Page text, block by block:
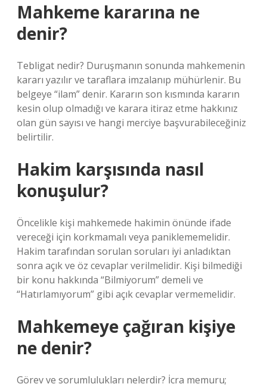
Mahkeme kararına ne
denir?
Tebligat nedir? Duruşmanın sonunda mahkemenin
kararı yazılır ve taraflara imzalanıp mühürlenir. Bu
belgeye “ilam” denir. Kararın son kısmında kararın
kesin olup olmadığı ve karara itiraz etme hakkınız
olan gün sayısı ve hangi merciye başvurabileceğiniz
belirtilir.
Hakim karşısında nasıl
konuşulur?
Öncelikle kişi mahkemede hakimin önünde ifade
vereceği için korkmamalı veya paniklememelidir.
Hakim tarafından sorulan soruları iyi anladıktan
sonra açık ve öz cevaplar verilmelidir. Kişi bilmediği
bir konu hakkında “Bilmiyorum” demeli ve
“Hatırlamıyorum” gibi açık cevaplar vermemelidir.
Mahkemeye çağıran kişiye
ne denir?
Görev ve sorumlulukları nelerdir? İcra memuru;